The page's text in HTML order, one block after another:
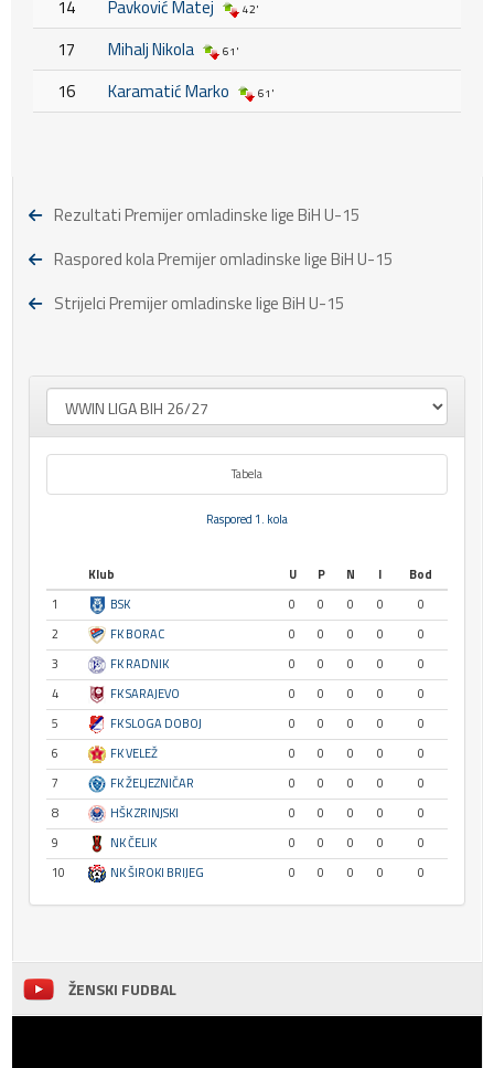
14 Pavković Matej 42'
17 Mihalj Nikola 61'
16 Karamatić Marko 61'
Rezultati Premijer omladinske lige BiH U-15
Raspored kola Premijer omladinske lige BiH U-15
Strijelci Premijer omladinske lige BiH U-15
Tabela
Raspored 1. kola
Klub U P N I
Bod
1
BSK 0 0 0 0
0
2
FK BORAC 0 0 0 0
0
3
FK RADNIK 0 0 0 0
0
4
FK SARAJEVO 0 0 0 0
0
5
FK SLOGA DOBOJ 0 0 0 0
0
6
FK VELEŽ 0 0 0 0
0
7
FK ŽELJEZNIČAR 0 0 0 0
0
8
HŠK ZRINJSKI 0 0 0 0
0
9
NK ČELIK 0 0 0 0
0
10
NK ŠIROKI BRIJEG 0 0 0 0 0
ŽENSKI FUDBAL